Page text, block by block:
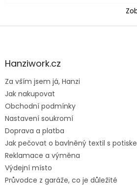
Z
aHanziwork.cz
Za vším jsem já, Hanzi
Jak nakupovat
Obchodní podmínky
Nastavení soukromí
Doprava a platba
Jak pečovat o bavlněný textil s
Reklamace a výměna
Výdejní místo
Průvodce z garáže, co je důležité